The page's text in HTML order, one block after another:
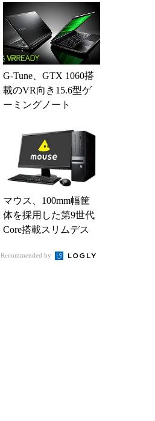
G-Tune、GTX 1060搭
載のVR向き15.6型ゲ
ーミングノート
マウス、100mm幅筐
体を採用した第9世代
Core搭載スリムデス
Recommended by